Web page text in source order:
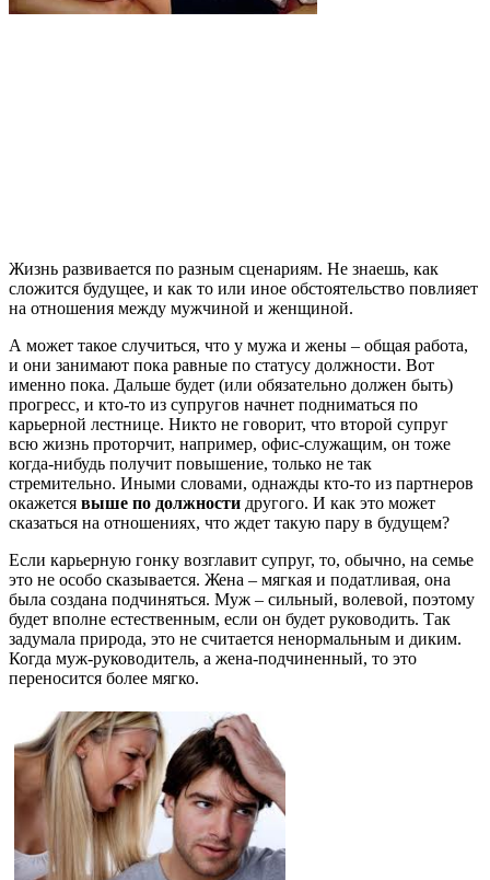
Жизнь развивается по разным сценариям. Не знаешь, как
сложится будущее, и как то или иное обстоятельство повлияет
на отношения между мужчиной и женщиной.
А может такое случиться, что у мужа и жены – общая работа,
и они занимают пока равные по статусу должности. Вот
именно пока. Дальше будет (или обязательно должен быть)
прогресс, и кто-то из супругов начнет подниматься по
карьерной лестнице. Никто не говорит, что второй супруг
всю жизнь проторчит, например, офис-служащим, он тоже
когда-нибудь получит повышение, только не так
стремительно. Иными словами, однажды кто-то из партнеров
окажется выше по должности другого. И как это может
сказаться на отношениях, что ждет такую пару в будущем?
Если карьерную гонку возглавит супруг, то, обычно, на семье
это не особо сказывается. Жена – мягкая и податливая, она
была создана подчиняться. Муж – сильный, волевой, поэтому
будет вполне естественным, если он будет руководить. Так
задумала природа, это не считается ненормальным и диким.
Когда муж-руководитель, а жена-подчиненный, то это
переносится более мягко.